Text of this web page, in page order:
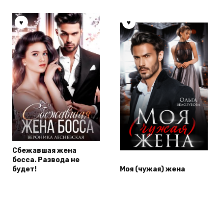
Сбежавшая жена
босса. Развода не
будет!
Моя (чужая) жена